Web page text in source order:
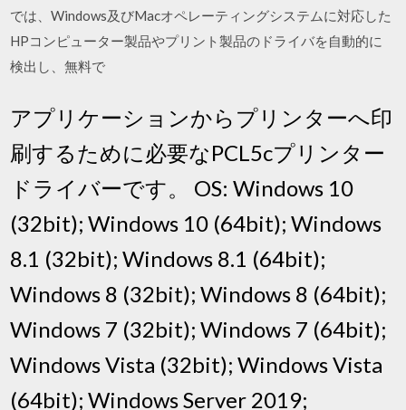
では、Windows及びMacオペレーティングシステムに対応した
HPコンピューター製品やプリント製品のドライバを自動的に
検出し、無料で
アプリケーションからプリンターへ印
刷するために必要なPCL5cプリンター
ドライバーです。 OS: Windows 10
(32bit); Windows 10 (64bit); Windows
8.1 (32bit); Windows 8.1 (64bit);
Windows 8 (32bit); Windows 8 (64bit);
Windows 7 (32bit); Windows 7 (64bit);
Windows Vista (32bit); Windows Vista
(64bit); Windows Server 2019;